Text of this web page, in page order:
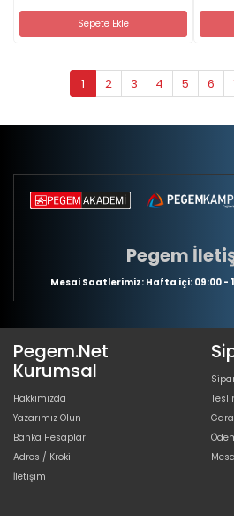
Sepete Ekle
1 2 3 4 5 6
Pegem
Mesai Saatlerimiz: Hafta içi: 09:00 -
Pegem.Net
Kurumsal
Hakkımızda
Yazarımız Olun
Banka Hesapları
Adres / Kroki
İletişim